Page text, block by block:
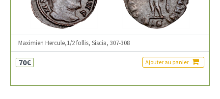
Maximien Hercule,1/2 follis, Siscia, 307-308
70€ Ajouter au panier